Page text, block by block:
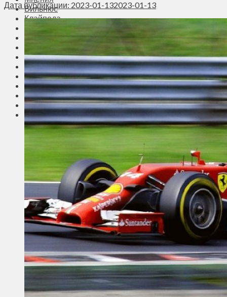
Вильнюс
Клайпеда
Висагинас
Регионы
Транспорт
Выбор читателей
Калейдоскоп
Армия
Сейм Литвы
Культура
Больше
Фоторепортаж
Туризм
Сеньорам
Образование
Здравоохранение
Экология
Происшествия
Приграничье
Деньги
Визиты
Выборы
Агроновости
Едим дома
Ищу семью
Духовное пространство
Спорт
Дата публикации: 2023-01-132023-01-13